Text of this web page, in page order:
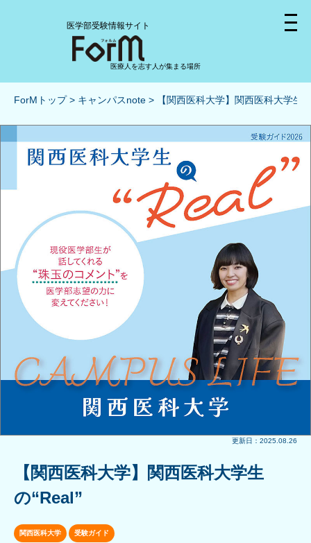
医療人を志す人が集まる場所
医学部受験情報サイト
ForMトップ キャンパスnote 【関西医科大学】関西医科大学生
更新日：2025.08.26
【関西医科大学】関西医科大学生
の“Real”
関西医科大学 受験ガイド